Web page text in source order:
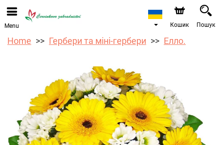
Ми приймаємо замовлення через наш інтернет-
магазин. Найближча можлива дата доставки —
12.08.2026 у зв’язку з відпусткою.
Menu Кошик Пошук
Home Гербери та міні-гербери Елло.